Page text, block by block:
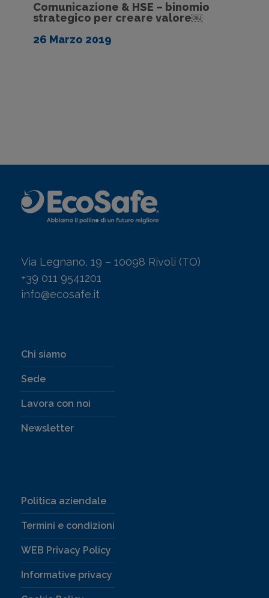
Comunicazione & HSE – binomio
strategico per creare valore￼
26 Marzo 2019
Via Legnano, 19 – 10098 Rivoli (TO)
+39 011 9541201
info@ecosafe.it
Chi siamo
Sede
Lavora con noi
Newsletter
Politica aziendale
Termini e condizioni
WEB Privacy Policy
Informative privacy